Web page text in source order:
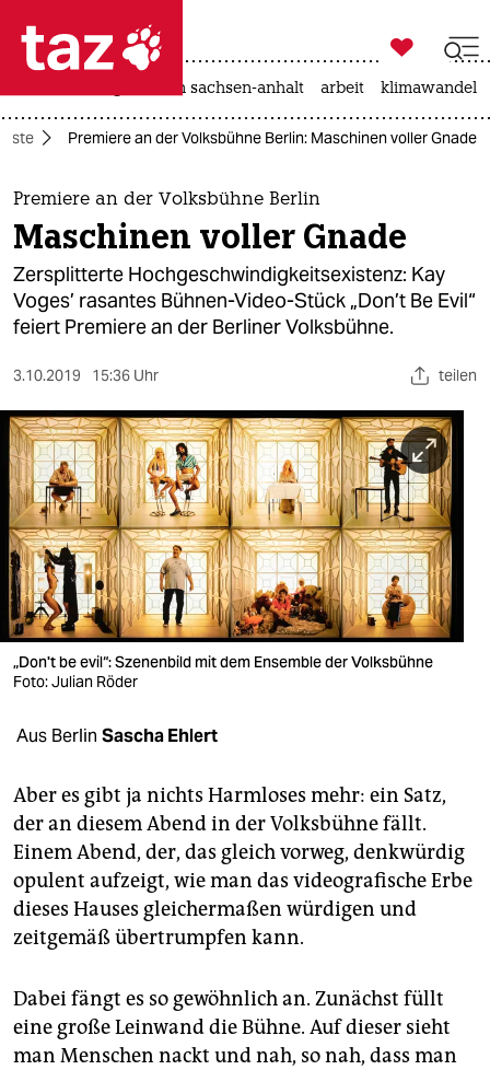
 taz zahl ich
taz zahl ich
themen
politik
öko
sport
berlin
nord
wahrheit
verlag
verlag
veranstaltungen
fragen & hilfe
unterstützen
abo
genossenschaft
epaper login

taz zahl ich
landtagswahl in sachsen-anhalt arbeit klimawandel
Premiere an der Volksbühne Berlin: Maschinen voller Gnade
Premiere an der Volksbühne Berlin
Maschinen voller Gnade
Zersplitterte Hochgeschwindigkeitsexistenz: Kay
Voges’ rasantes Bühnen-Video-Stück „Don’t Be Evil“
feiert Premiere an der Berliner Volksbühne.
3.10.2019 15:36 Uhr teilen
„Don't be evil“: Szenenbild mit dem Ensemble der Volksbühne
Foto: Julian Röder
Aus Berlin Sascha Ehlert
Aber es gibt ja nichts Harmloses mehr: ein Satz,
der an diesem Abend in der Volksbühne fällt.
Einem Abend, der, das gleich vorweg, denkwürdig
opulent aufzeigt, wie man das videografische Erbe
dieses Hauses gleichermaßen würdigen und
zeitgemäß übertrumpfen kann.
Dabei fängt es so gewöhnlich an. Zunächst füllt
eine große Leinwand die Bühne. Auf dieser sieht
man Menschen nackt und nah, so nah, dass man